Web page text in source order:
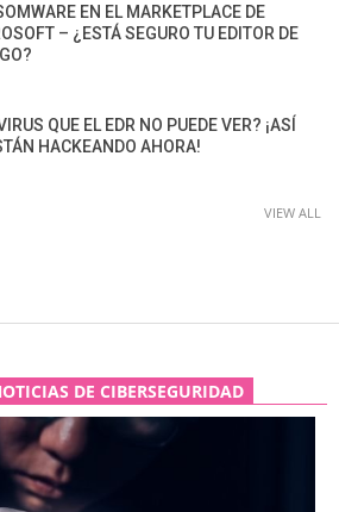
EN EL MARKETPLACE DE
– ¿ESTÁ SEGURO TU EDITOR DE
QUE EL EDR NO PUEDE VER? ¡ASÍ
HACKEANDO AHORA!
VIEW ALL
DE CIBERSEGURIDAD